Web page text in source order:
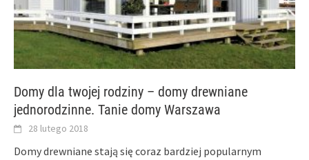
Domy dla twojej rodziny – domy drewniane
jednorodzinne. Tanie domy Warszawa
28 lutego 2018
Domy drewniane stają się coraz bardziej popularnym